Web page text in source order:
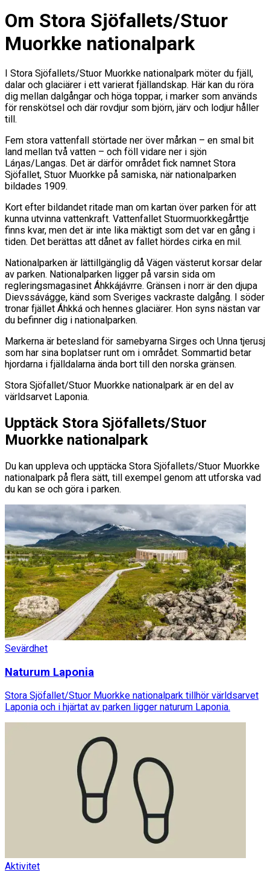
Om Stora Sjöfallets/Stuor
Muorkke nationalpark
I Stora Sjöfallets/Stuor Muorkke nationalpark möter du fjäll,
dalar och glaciärer i ett varierat fjällandskap. Här kan du röra
dig mellan dalgångar och höga toppar, i marker som används
för renskötsel och där rovdjur som björn, järv och lodjur håller
till.
Fem stora vattenfall störtade ner över mårkan – en smal bit
land mellan två vatten – och föll vidare ner i sjön
Láŋas/Langas. Det är därför området fick namnet Stora
Sjöfallet, Stuor Muorkke på samiska, när nationalparken
bildades 1909.
Kort efter bildandet ritade man om kartan över parken för att
kunna utvinna vattenkraft. Vattenfallet Stuormuorkkegårttje
finns kvar, men det är inte lika mäktigt som det var en gång i
tiden. Det berättas att dånet av fallet hördes cirka en mil.
Nationalparken är lättillgänglig då Vägen västerut korsar delar
av parken. Nationalparken ligger på varsin sida om
regleringsmagasinet Áhkkájávrre. Gränsen i norr är den djupa
Dievssávágge, känd som Sveriges vackraste dalgång. I söder
tronar fjället Áhkká och hennes glaciärer. Hon syns nästan var
du befinner dig i nationalparken.
Markerna är betesland för samebyarna Sirges och Unna tjerusj
som har sina boplatser runt om i området. Sommartid betar
hjordarna i fjälldalarna ända bort till den norska gränsen.
Stora Sjöfallet/Stuor Muorkke nationalpark är en del av
världsarvet Laponia.
Upptäck Stora Sjöfallets/Stuor
Muorkke nationalpark
Du kan uppleva och upptäcka Stora Sjöfallets/Stuor Muorkke
nationalpark på flera sätt, till exempel genom att utforska vad
du kan se och göra i parken.
Sevärdhet
Naturum Laponia
Stora Sjöfallet/Stuor Muorkke nationalpark tillhör världsarvet
Laponia och i hjärtat av parken ligger naturum Laponia.
Aktivitet